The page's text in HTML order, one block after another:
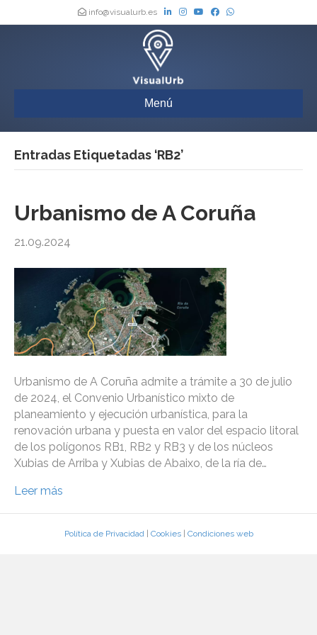
info@visualurb.es
Menú
Entradas Etiquetadas ‘RB2’
Urbanismo de A Coruña
21.09.2024
Urbanismo de A Coruña admite a trámite a 30 de julio
de 2024, el Convenio Urbanístico mixto de
planeamiento y ejecución urbanística, para la
renovación urbana y puesta en valor del espacio litoral
de los polígonos RB1, RB2 y RB3 y de los núcleos
Xubias de Arriba y Xubias de Abaixo, de la ría de…
Leer más
Política de Privacidad| Cookies| Condiciones web